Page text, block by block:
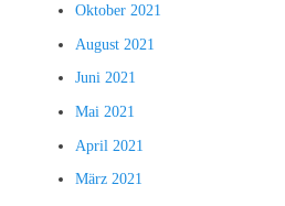
Oktober 2021
August 2021
Juni 2021
Mai 2021
April 2021
März 2021